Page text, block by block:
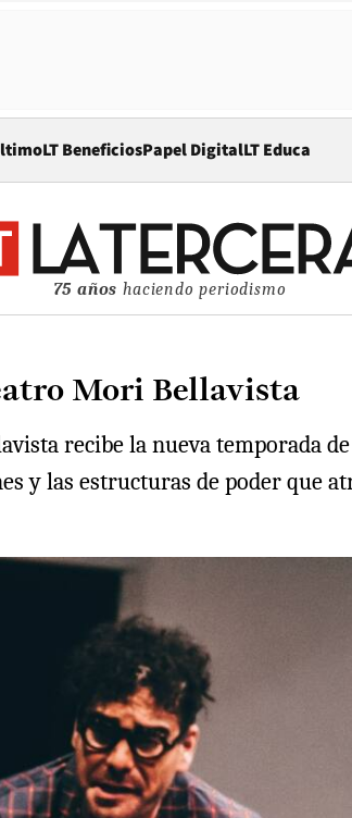
LT BeneficiosPapel DigitalOpens in new
LT Educa
75 años haciendo periodismo
Mori Bellavista
recibe la nueva temporada
y las estructuras de poder que